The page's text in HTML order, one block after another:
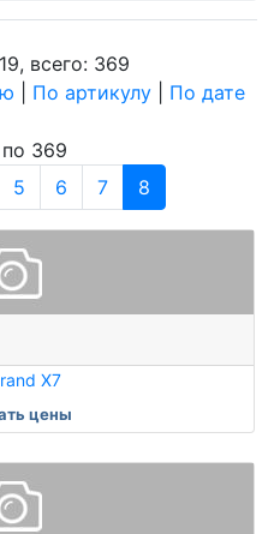
всего: 369
По артикулу
По дате
369
5 6 7 8
X7
цены